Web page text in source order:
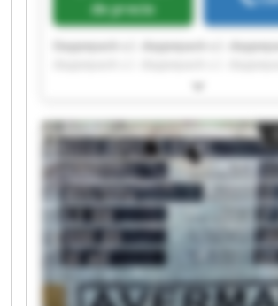
de precio
Daypepack s.l. daypepack s.l.
daypepack s.l. daypepack s.l.
daypepack s.l. daypepack s.l.
daypepack s.l. daypepack s.l.
daypepack s.l. daypepack s.l.